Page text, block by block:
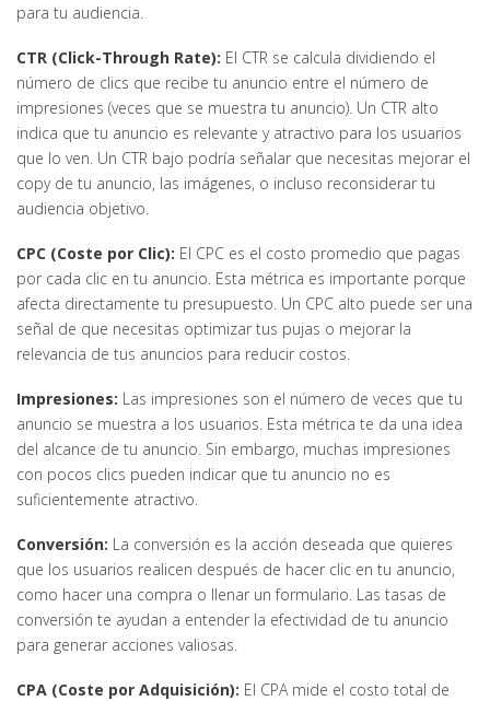
para tu audiencia.
CTR (Click-Through Rate): El CTR se calcula dividiendo el
número de clics que recibe tu anuncio entre el número de
impresiones (veces que se muestra tu anuncio). Un CTR alto
indica que tu anuncio es relevante y atractivo para los usuarios
que lo ven. Un CTR bajo podría señalar que necesitas mejorar el
copy de tu anuncio, las imágenes, o incluso reconsiderar tu
audiencia objetivo.
CPC (Coste por Clic): El CPC es el costo promedio que pagas
por cada clic en tu anuncio. Esta métrica es importante porque
afecta directamente tu presupuesto. Un CPC alto puede ser una
señal de que necesitas optimizar tus pujas o mejorar la
relevancia de tus anuncios para reducir costos.
Impresiones: Las impresiones son el número de veces que tu
anuncio se muestra a los usuarios. Esta métrica te da una idea
del alcance de tu anuncio. Sin embargo, muchas impresiones
con pocos clics pueden indicar que tu anuncio no es
suficientemente atractivo.
Conversión: La conversión es la acción deseada que quieres
que los usuarios realicen después de hacer clic en tu anuncio,
como hacer una compra o llenar un formulario. Las tasas de
conversión te ayudan a entender la efectividad de tu anuncio
para generar acciones valiosas.
CPA (Coste por Adquisición): El CPA mide el costo total de